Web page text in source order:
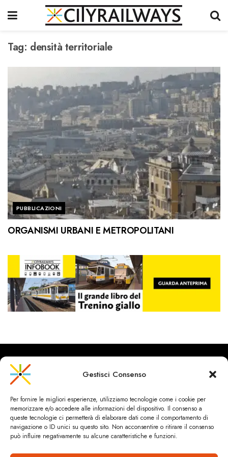
Gestisci Consenso
Per fornire le migliori esperienze, utilizziamo tecnologie come i cookie per
memorizzare e/o accedere alle informazioni del dispositivo. Il consenso a
queste tecnologie ci permetterà di elaborare dati come il comportamento di
navigazione o ID unici su questo sito. Non acconsentire o ritirare il consenso
può influire negativamente su alcune caratteristiche e funzioni.
Tag: densità territoriale
PUBBLICAZIONI
ORGANISMI URBANI E METROPOLITANI
CityRailways è un sito indipendente che discute argomenti di
urbanistica e trasporto collettivo argomentando con metodo
scientifico sulla base di dati ed esperienze.
HOME CHI SIAMO & CONTATTI PRIVACY & COOKIES